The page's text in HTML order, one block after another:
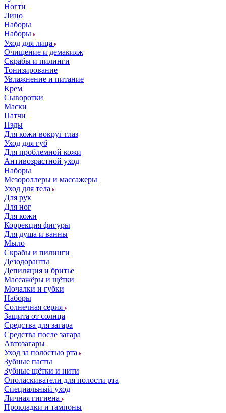
Ногти
Лицо
Наборы
Наборы
Уход для лица
Очищение и демакияж
Скрабы и пилинги
Тонизирование
Увлажнение и питание
Крем
Сыворотки
Маски
Патчи
Пэды
Для кожи вокруг глаз
Уход для губ
Для проблемной кожи
Антивозрастной уход
Наборы
Мезороллеры и массажеры
Уход для тела
Для рук
Для ног
Для кожи
Коррекция фигуры
Для душа и ванны
Мыло
Скрабы и пилинги
Дезодоранты
Депиляция и бритье
Массажёры и щётки
Мочалки и губки
Наборы
Солнечная серия
Защита от солнца
Средства для загара
Средства после загара
Автозагары
Уход за полостью рта
Зубные пасты
Зубные щётки и нити
Ополаскиватели для полости рта
Специальный уход
Личная гигиена
Прокладки и тампоны